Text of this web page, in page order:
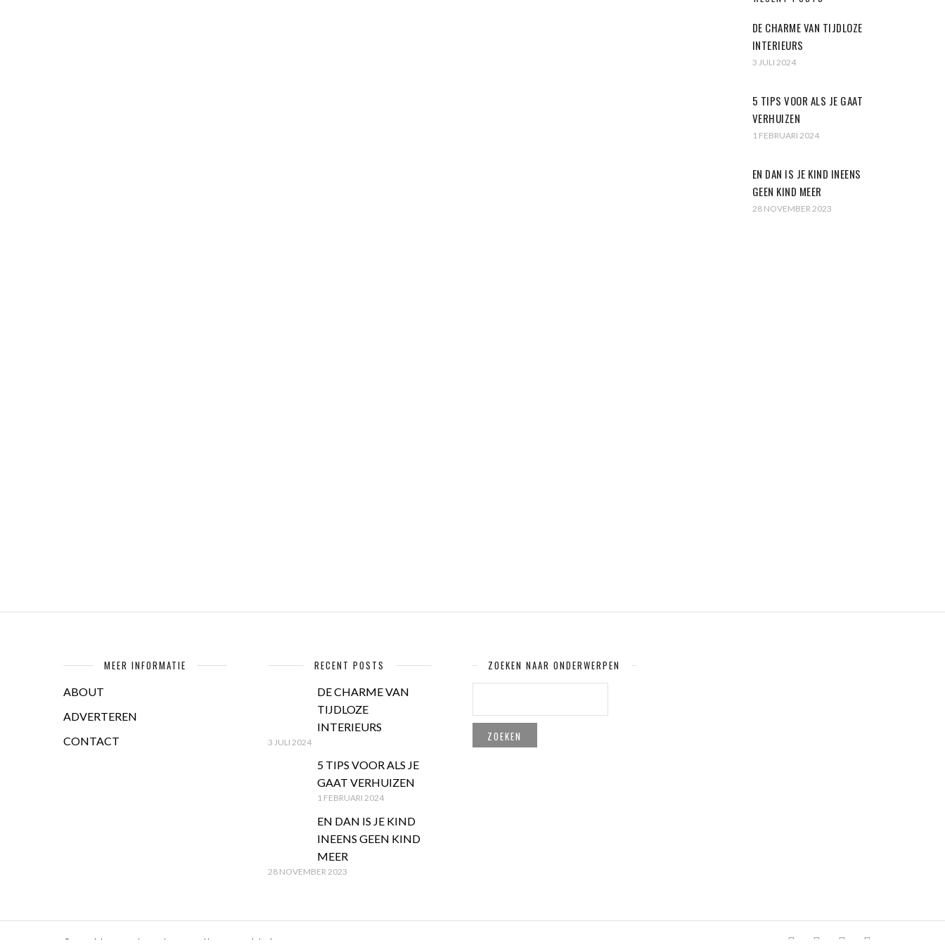
DE CHARME VAN TIJDLOZE
INTERIEURS
3 JULI 2024
5 TIPS VOOR ALS JE GAAT
VERHUIZEN
1 FEBRUARI 2024
EN DAN IS JE KIND INEENS
GEEN KIND MEER
28 NOVEMBER 2023
MEER INFORMATIE
ABOUT
ADVERTEREN
CONTACT
RECENT POSTS
DE CHARME VAN
TIJDLOZE
INTERIEURS
3 JULI 2024
5 TIPS VOOR ALS JE
GAAT VERHUIZEN
1 FEBRUARI 2024
EN DAN IS JE KIND
INEENS GEEN KIND
MEER
28 NOVEMBER 2023
ZOEKEN NAAR ONDERWERPEN
© Copyright Mamaglossy.nl & Created by PITS! Webdesign